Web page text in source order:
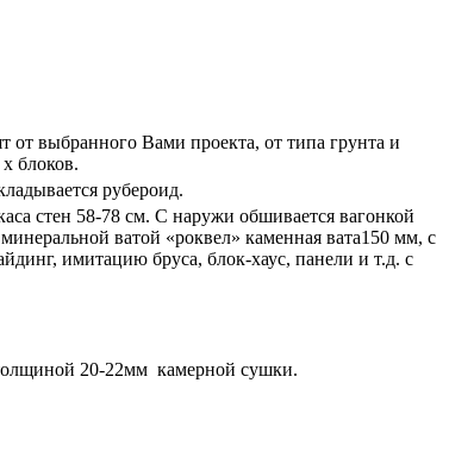
от выбранного Вами проекта, от типа грунта и
блоков.
рубероид.
стен 58-78 см. С наружи обшивается вагонкой
ватой «роквел» каменная вата150 мм, с
имитацию бруса, блок-хаус, панели и т.д. с
20-22мм камерной сушки.